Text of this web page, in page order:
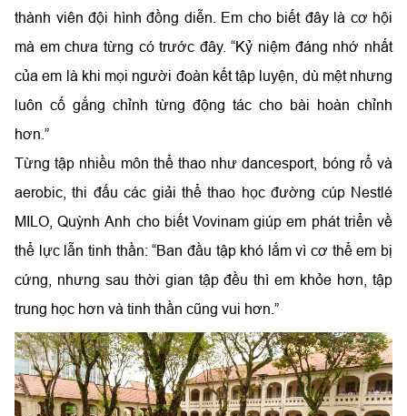
thành viên đội hình đồng diễn. Em cho biết đây là cơ hội
mà em chưa từng có trước đây. “Kỷ niệm đáng nhớ nhất
của em là khi mọi người đoàn kết tập luyện, dù mệt nhưng
luôn cố gắng chỉnh từng động tác cho bài hoàn chỉnh
hơn.”
Từng tập nhiều môn thể thao như dancesport, bóng rổ và
aerobic, thi đấu các giải thể thao học đường cúp Nestlé
MILO, Quỳnh Anh cho biết Vovinam giúp em phát triển về
thể lực lẫn tinh thần: “Ban đầu tập khó lắm vì cơ thể em bị
cứng, nhưng sau thời gian tập đều thì em khỏe hơn, tập
trung học hơn và tinh thần cũng vui hơn.”